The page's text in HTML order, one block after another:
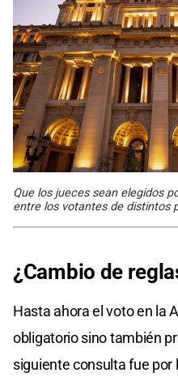
Que los jueces sean elegidos
entre los votantes de distintos
¿Cambio de
Hasta ahora el voto en la
obligatorio sino también
siguiente consulta fue por